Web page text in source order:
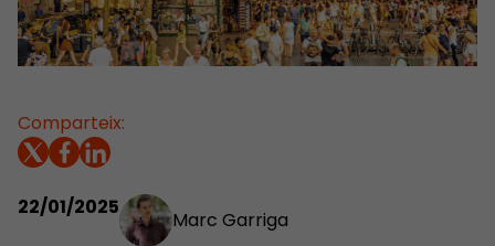
Comparteix:
22/01/2025
Marc Garriga